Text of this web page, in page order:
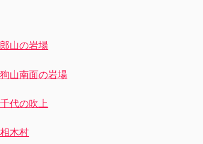
山の岩場
山南面の岩場
代の吹上
木村